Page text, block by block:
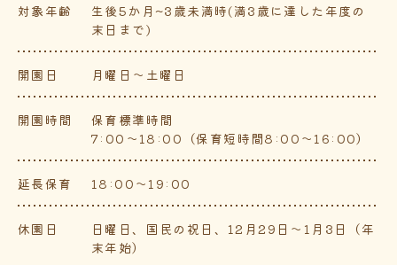
対象年齢
生後5か月~3歳未満時(満3歳に達した年度の
末日まで)
開園日 月曜日～土曜日
開園時間
保育標準時間
7:00～18:00（保育短時間8:00～16:00）
延長保育 18:00～19:00
休園日
日曜日、国民の祝日、12月29日～1月3日（年
末年始）